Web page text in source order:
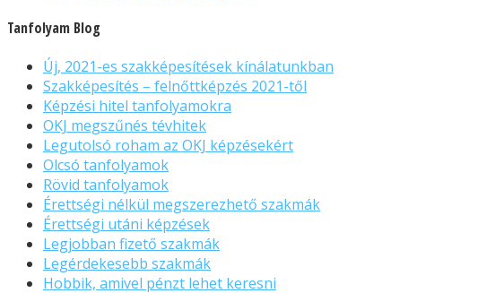
Tanfolyam Blog
Új, 2021-es szakképesítések kínálatunkban
Szakképesítés – felnőttképzés 2021-től
Képzési hitel tanfolyamokra
OKJ megszűnés tévhitek
Legutolsó roham az OKJ képzésekért
Olcsó tanfolyamok
Rövid tanfolyamok
Érettségi nélkül megszerezhető szakmák
Érettségi utáni képzések
Legjobban fizető szakmák
Legérdekesebb szakmák
Hobbik, amivel pénzt lehet keresni